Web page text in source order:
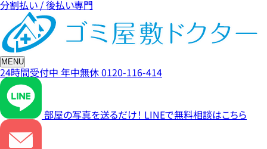
分割払い / 後払い専門
MENU
24時間受付中 年中無休0120-116-414
部屋の写真を送るだけ！ LINEで無料相談はこちら